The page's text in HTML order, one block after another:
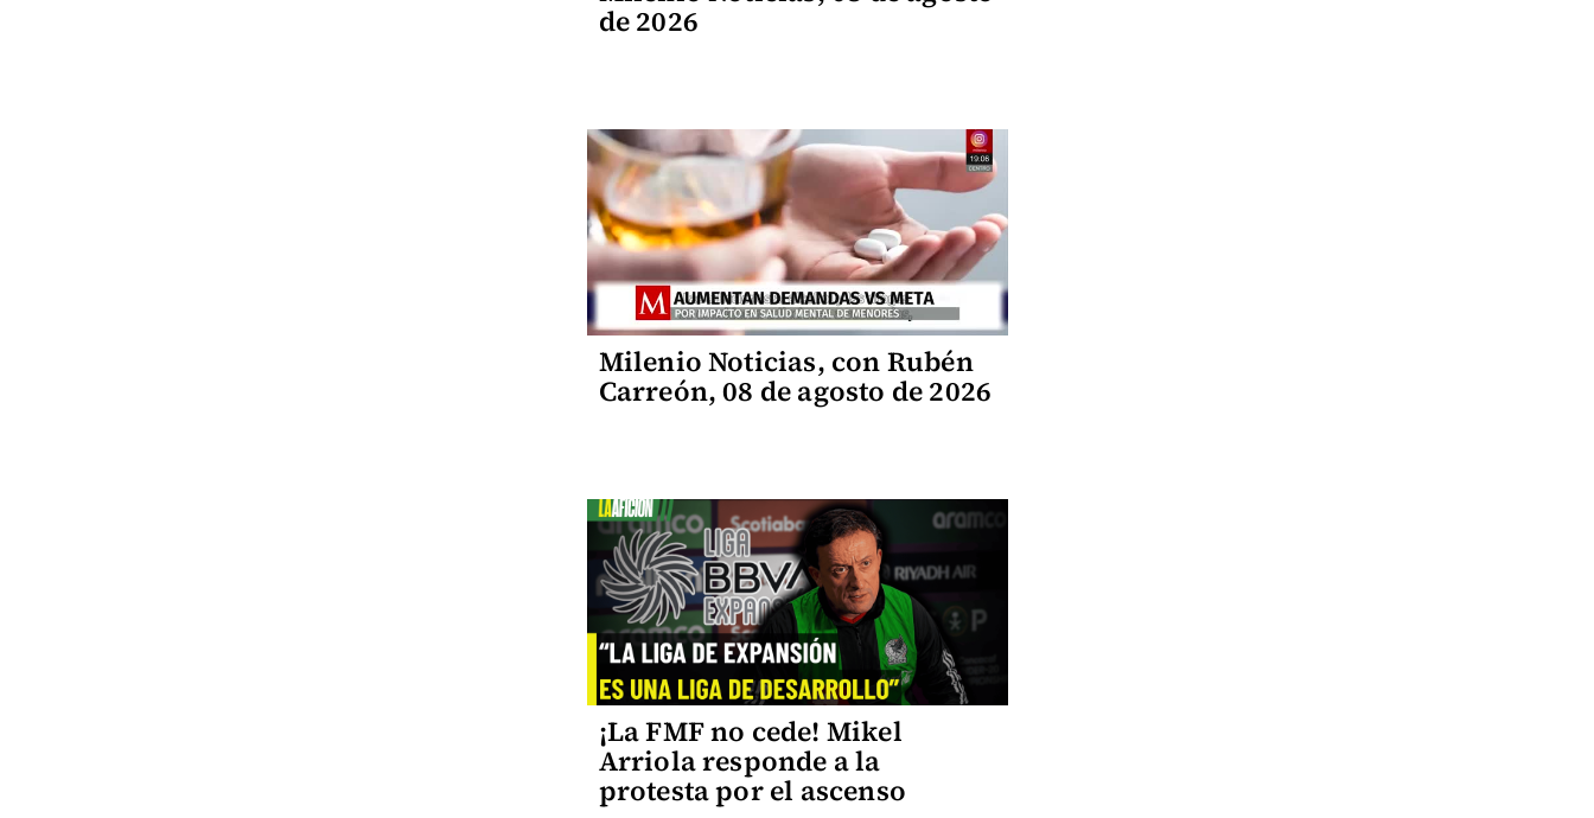
de 2026
Milenio Noticias, con Rubén
Carreón, 08 de agosto de 2026
¡La FMF no cede! Mikel
Arriola responde a la
protesta por el ascenso